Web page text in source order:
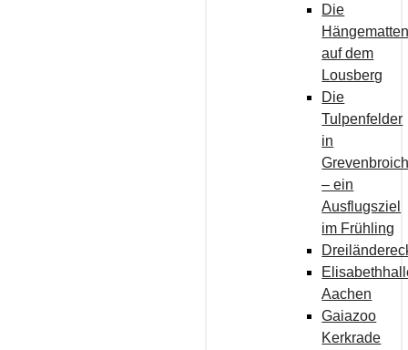
Die
auf dem
Lousberg
Die
Tulpenfelder
in
– ein
Ausflugsziel
im Frühling
Aachen
Gaiazoo
Kerkrade